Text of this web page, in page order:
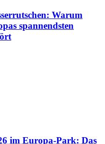
Warum
spannendsten
im Europa-Park: Das